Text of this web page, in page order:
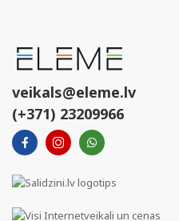
veikals@eleme.lv
(+371) 23209966